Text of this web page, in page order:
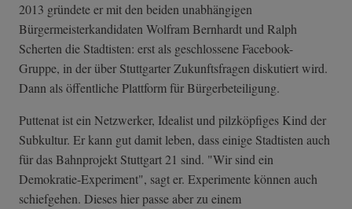
2013 gründete er mit den beiden unabhängigen
Bürgermeisterkandidaten Wolfram Bernhardt und Ralph
Scherten die Stadtisten: erst als geschlossene Facebook-
Gruppe, in der über Stuttgarter Zukunftsfragen diskutiert wird.
Dann als öffentliche Plattform für Bürgerbeteiligung.
Puttenat ist ein Netzwerker, Idealist und pilzköpfiges Kind der
Subkultur. Er kann gut damit leben, dass einige Stadtisten auch
für das Bahnprojekt Stuttgart 21 sind. "Wir sind ein
Demokratie-Experiment", sagt er. Experimente können auch
schiefgehen. Dieses hier passe aber zu einem